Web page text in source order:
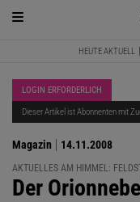
HEUTE AKTUELL
LOGIN ERFORDERLICH
Dieser Artikel ist Abonnenten mit
Magazin 14.11.2008
AKTUELLES AM HIMMEL:
:
Der